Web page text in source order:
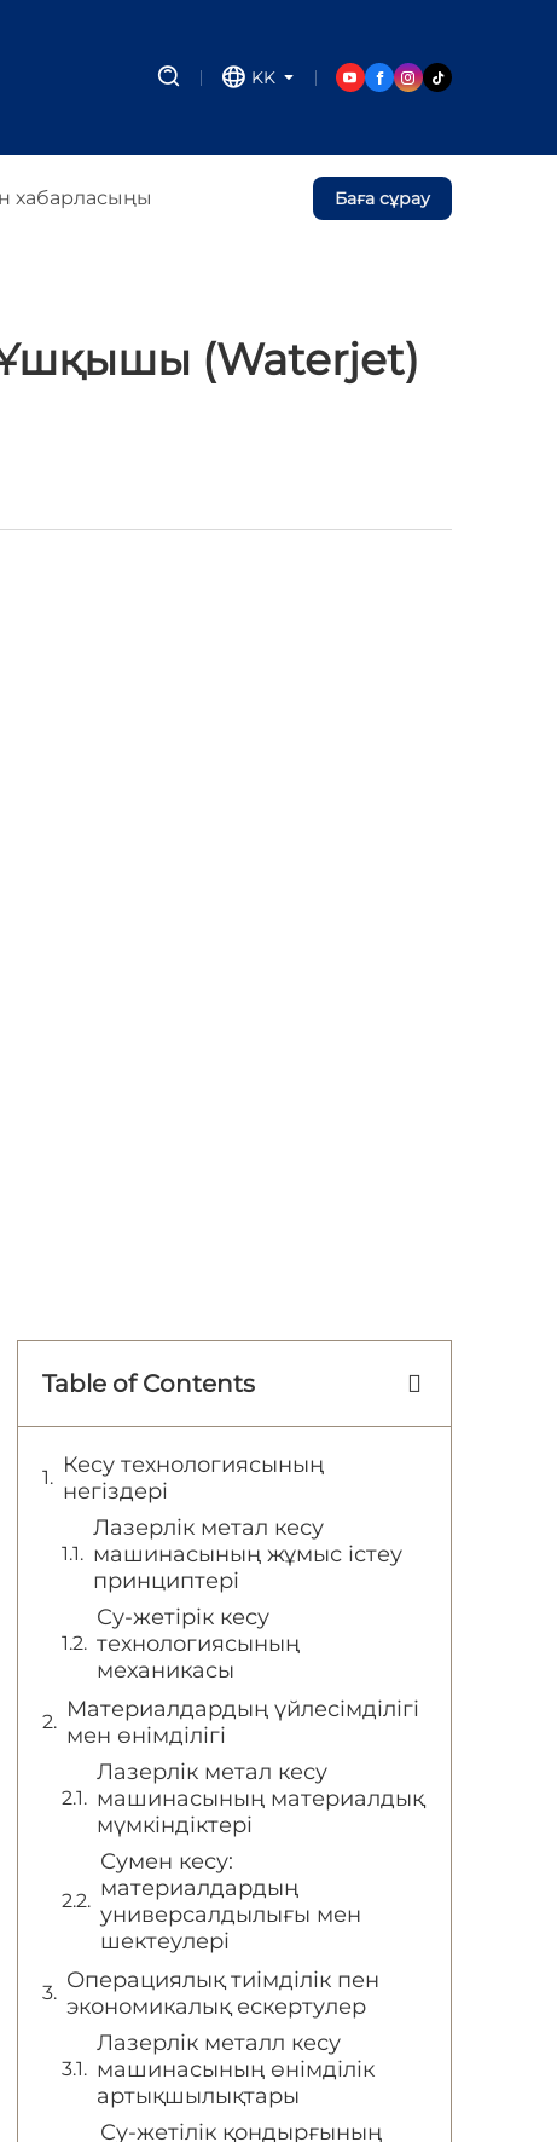
KK
хабарласыңы Баға сұрау
(waterjet)
Table of Contents
Кесу технологиясының
негіздері
Лазерлік метал кесу
машинасының жұмыс істеу
принциптері
Су-жетірік кесу
технологиясының
механикасы
Материалдардың үйлесімділігі
мен өнімділігі
Лазерлік метал кесу
машинасының материалдық
мүмкіндіктері
Сумен кесу:
материалдардың
универсалдылығы мен
шектеулері
Операциялық тиімділік пен
экономикалық ескертулер
Лазерлік металл кесу
машинасының өнімділік
артықшылықтары
Су-жетілік қондырғының